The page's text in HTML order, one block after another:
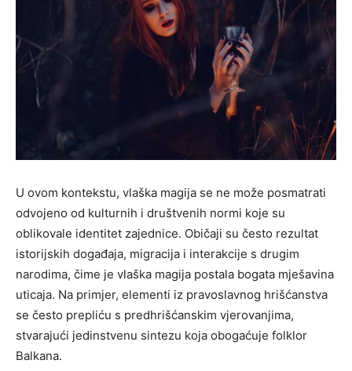
U ovom kontekstu, vlaška magija se ne može posmatrati
odvojeno od kulturnih i društvenih normi koje su
oblikovale identitet zajednice. Običaji su često rezultat
istorijskih događaja, migracija i interakcije s drugim
narodima, čime je vlaška magija postala bogata mješavina
uticaja. Na primjer, elementi iz pravoslavnog hrišćanstva
se često prepliću s predhrišćanskim vjerovanjima,
stvarajući jedinstvenu sintezu koja obogaćuje folklor
Balkana.